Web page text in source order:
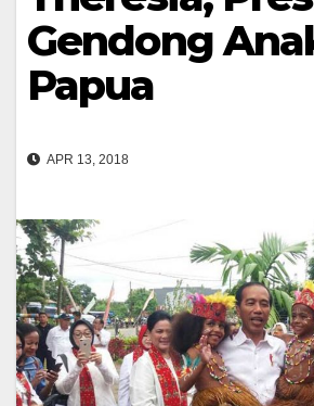
Gendong
Papua
APR 13, 2018